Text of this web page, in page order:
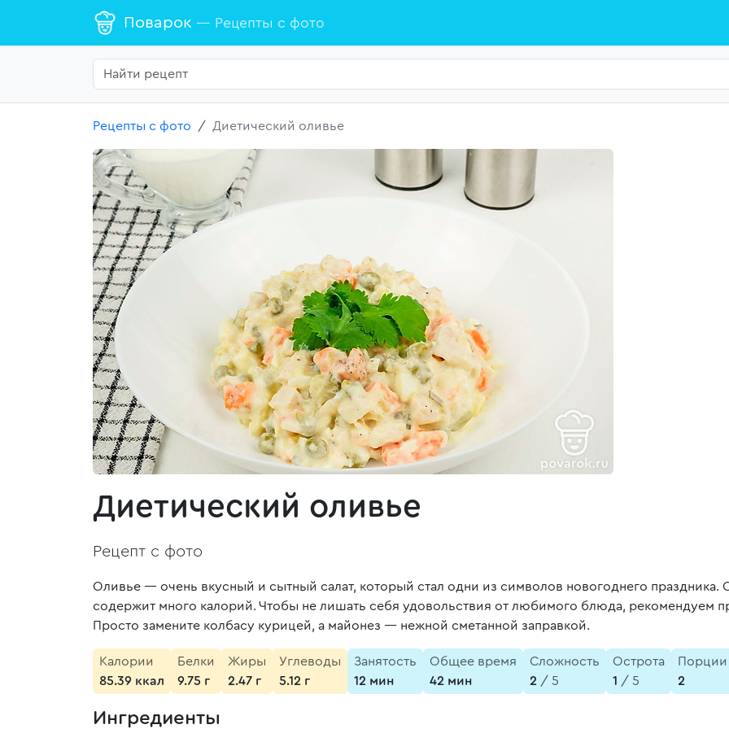
Поварок — Рецепты с фото
Рецепты с фото Диетический оливье
Диетический оливье
Рецепт с фото
Оливье — очень вкусный и сытный салат, который стал одни из символов новогоднего праздника.
содержит много калорий. Чтобы не лишать себя удовольствия от любимого блюда, рекомендуем
Просто замените колбасу курицей, а майонез — нежной сметанной заправкой.
Калории
85.39 ккал
Белки
9.75 г
Жиры
2.47 г
Углеводы
5.12 г
Занятость
12 мин
Общее время
42 мин
Сложность
2 / 5
Острота
1 / 5
Порции
2
Ингредиенты